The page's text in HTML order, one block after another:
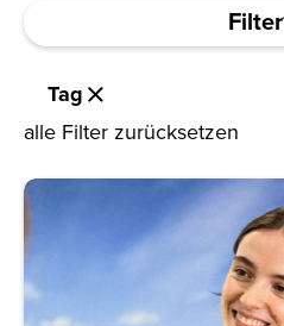
Filter
Tag
alle Filter zurücksetzen